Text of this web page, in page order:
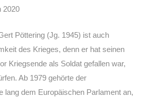
2020
Pöttering (Jg. 1945) ist auch
des Krieges, denn er hat seinen
Kriegsende als Soldat gefallen war,
Ab 1979 gehörte der
lang dem Europäischen Parlament an,